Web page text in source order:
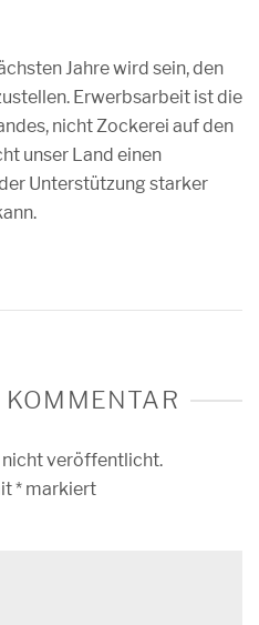
Jahre wird sein, den
Erwerbsarbeit ist die
nicht Zockerei auf den
unser Land einen
Unterstützung starker
nicht veröffentlicht.
* markiert